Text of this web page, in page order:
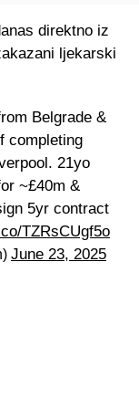
direktno iz
ljekarski
Belgrade &
completing
21yo
~£40m &
5yr contract
TZRsCUgf5o
June 23, 2025